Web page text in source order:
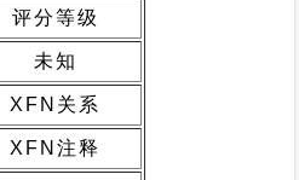
评分等级
未知
XFN关系
XFN注释